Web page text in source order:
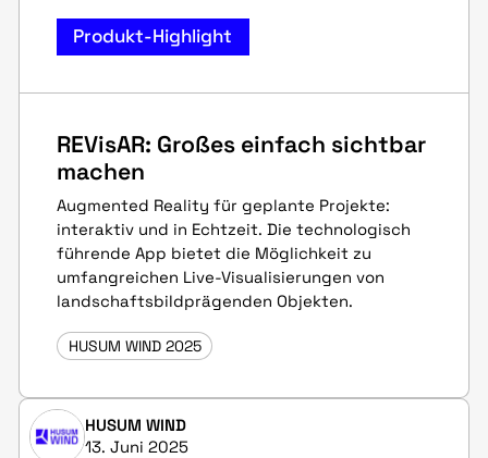
Produkt-Highlight
REVisAR: Großes einfach sichtbar
machen
Augmented Reality für geplante Projekte:
interaktiv und in Echtzeit. Die technologisch
führende App bietet die Möglichkeit zu
umfangreichen Live-Visualisierungen von
landschaftsbildprägenden Objekten.
HUSUM WIND 2025
HUSUM WIND
13. Juni 2025